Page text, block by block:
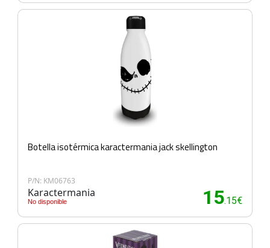
Botella isotérmica karactermania jack skellington
P/N: KM06763
Karactermania
No disponible 15.15€